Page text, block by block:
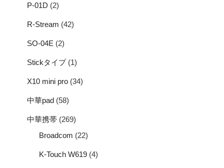
P-01D (2)
R-Stream (42)
SO-04E (2)
Stickタイプ(1)
X10 mini pro (34)
中華pad (58)
中華携帯 (269)
Broadcom (22)
K-Touch W619 (4)